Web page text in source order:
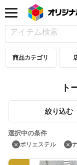
商品カテゴリ
ト
絞り込む
選択中の条件
× ポリエステル ×